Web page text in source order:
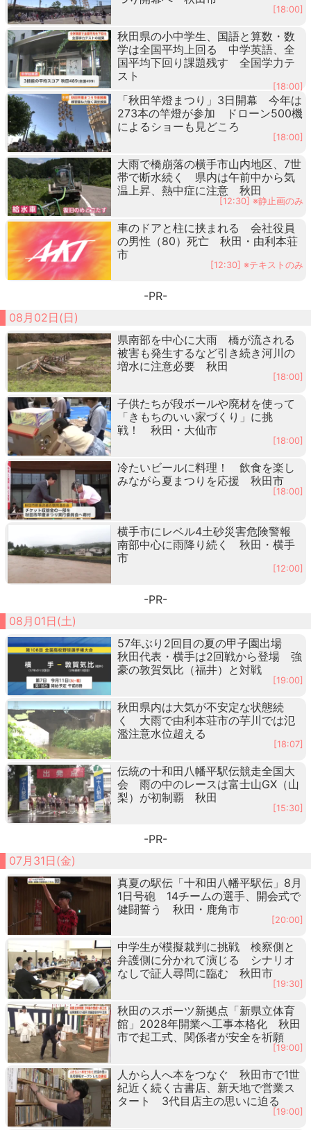
[18:00]
秋田県の小中学生、国語と算数・数
学は全国平均上回る 中学英語、全
国平均下回り課題残す 全国学力テ
スト
[18:00]
「秋田竿燈まつり」3日開幕 今年は
273本の竿燈が参加 ドローン500機
によるショーも見どころ
[18:00]
大雨で橋崩落の横手市山内地区、7世
帯で断水続く 県内は午前中から気
温上昇、熱中症に注意 秋田
[12:30] ※静止画のみ
車のドアと柱に挟まれる 会社役員
の男性（80）死亡 秋田・由利本荘
市
[12:30] ※テキストのみ
-PR-
08月02日(日)
県南部を中心に大雨 橋が流される
被害も発生するなど引き続き河川の
増水に注意必要 秋田
[18:00]
子供たちが段ボールや廃材を使って
「きもちのいい家づくり」に挑
戦！ 秋田・大仙市
[18:00]
冷たいビールに料理！ 飲食を楽し
みながら夏まつりを応援 秋田市
[18:00]
横手市にレベル4土砂災害危険警報
南部中心に雨降り続く 秋田・横手
市
[12:00]
-PR-
08月01日(土)
57年ぶり2回目の夏の甲子園出場
秋田代表・横手は2回戦から登場 強
豪の敦賀気比（福井）と対戦
[19:00]
秋田県内は大気が不安定な状態続
く 大雨で由利本荘市の芋川では氾
濫注意水位超える
[18:07]
伝統の十和田八幡平駅伝競走全国大
会 雨の中のレースは富士山GX（山
梨）が初制覇 秋田
[15:30]
-PR-
07月31日(金)
真夏の駅伝「十和田八幡平駅伝」8月
1日号砲 14チームの選手、開会式で
健闘誓う 秋田・鹿角市
[20:00]
中学生が模擬裁判に挑戦 検察側と
弁護側に分かれて演じる シナリオ
なしで証人尋問に臨む 秋田市
[19:30]
秋田のスポーツ新拠点「新県立体育
館」2028年開業へ工事本格化 秋田
市で起工式、関係者が安全を祈願
[19:00]
人から人へ本をつなぐ 秋田市で1世
紀近く続く古書店、新天地で営業ス
タート 3代目店主の思いに迫る
[19:00]